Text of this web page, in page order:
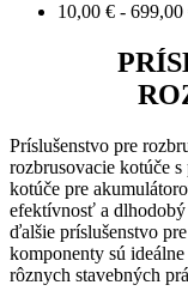
10,00 € - 699,00
Príslušenstvo pre
rozbrusovacie kotúče
kotúče pre
efektívnosť a
ďalšie príslušenstvo
komponenty sú
rôznych stavebných